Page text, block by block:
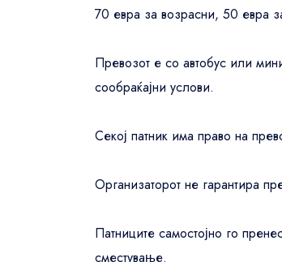
70 евра за возрасни, 50 евра
Превозот е со автобус или
сообраќајни услови.
Секој патник има право на
Организаторот не гарантира
Патниците самостојно го
сместување.